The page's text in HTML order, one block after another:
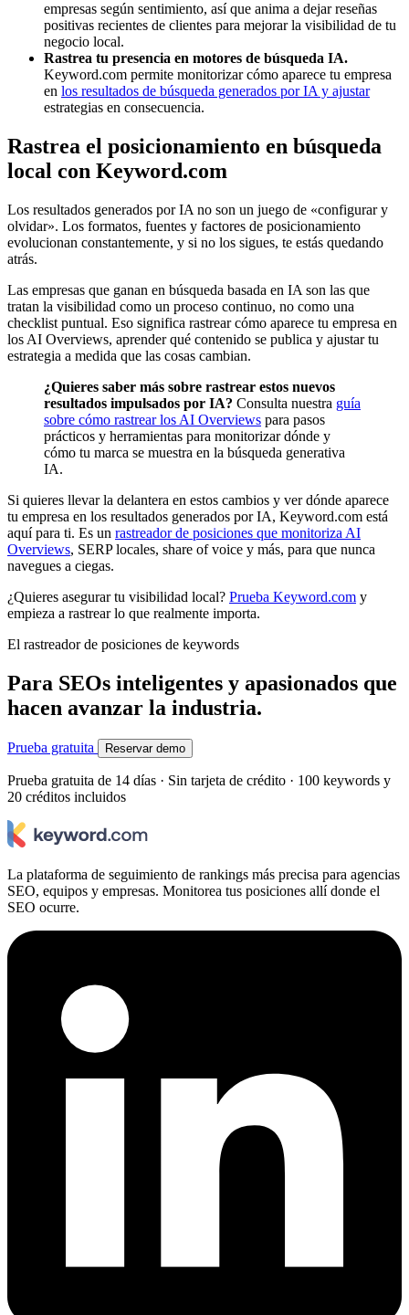
empresas según sentimiento, así que anima a dejar reseñas
positivas recientes de clientes para mejorar la visibilidad de tu
negocio local.
Rastrea tu presencia en motores de búsqueda IA.
Keyword.com permite monitorizar cómo aparece tu empresa
en los resultados de búsqueda generados por IA y ajustar
estrategias en consecuencia.
Rastrea el posicionamiento en búsqueda
local con Keyword.com
Los resultados generados por IA no son un juego de «configurar y
olvidar». Los formatos, fuentes y factores de posicionamiento
evolucionan constantemente, y si no los sigues, te estás quedando
atrás.
Las empresas que ganan en búsqueda basada en IA son las que
tratan la visibilidad como un proceso continuo, no como una
checklist puntual. Eso significa rastrear cómo aparece tu empresa en
los AI Overviews, aprender qué contenido se publica y ajustar tu
estrategia a medida que las cosas cambian.
¿Quieres saber más sobre rastrear estos nuevos
resultados impulsados por IA? Consulta nuestra guía
sobre cómo rastrear los AI Overviews para pasos
prácticos y herramientas para monitorizar dónde y
cómo tu marca se muestra en la búsqueda generativa
IA.
Si quieres llevar la delantera en estos cambios y ver dónde aparece
tu empresa en los resultados generados por IA, Keyword.com está
aquí para ti. Es un rastreador de posiciones que monitoriza AI
Overviews, SERP locales, share of voice y más, para que nunca
navegues a ciegas.
¿Quieres asegurar tu visibilidad local? Prueba Keyword.com y
empieza a rastrear lo que realmente importa.
El rastreador de posiciones de keywords
Para SEOs inteligentes y apasionados que
hacen avanzar la industria.
Prueba gratuita Reservar demo
Prueba gratuita de 14 días · Sin tarjeta de crédito · 100 keywords y
20 créditos incluidos
La plataforma de seguimiento de rankings más precisa para agencias
SEO, equipos y empresas. Monitorea tus posiciones allí donde el
SEO ocurre.